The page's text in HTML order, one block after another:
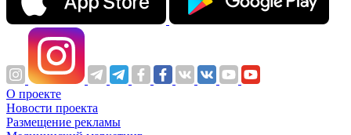
О проекте
Новости проекта
Размещение рекламы